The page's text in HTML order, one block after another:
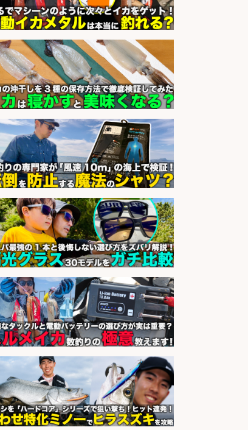
日払いOKで即日収入/営業事務/沼津
市足高エリアの釣り具メーカーで受
注処理・見積作成の営業事務/土日
祝休み・マニュアル完備で未経験
OK&服装髪色ネイル自由/静岡県/沼
津市
会社名
株式会社セイノースタッフサー
ビス
sponsored by 求人ボックス
日払いOKで即日収入/キッチンスタ
ッフ/「神戸市灘区」バイク通勤OK/
王子公園駅徒歩4分のスーパーでお
魚の加工やお刺身の盛り付け/日払
いOK/未経験歓迎のシフト制日勤・
自転車
会社名
パーソルファクトリーパートナ
ーズ株式会社
sponsored by 求人ボックス
販売スタッフ/「札幌市厚別区」 週
払いOK!札幌市厚別区のスーパーで
鮮魚のパック詰め・ラベル貼り・品
出し/未経験歓迎/魚好き歓迎/交通費
支給/北海道
会社名 株式会社シグマスタッフ